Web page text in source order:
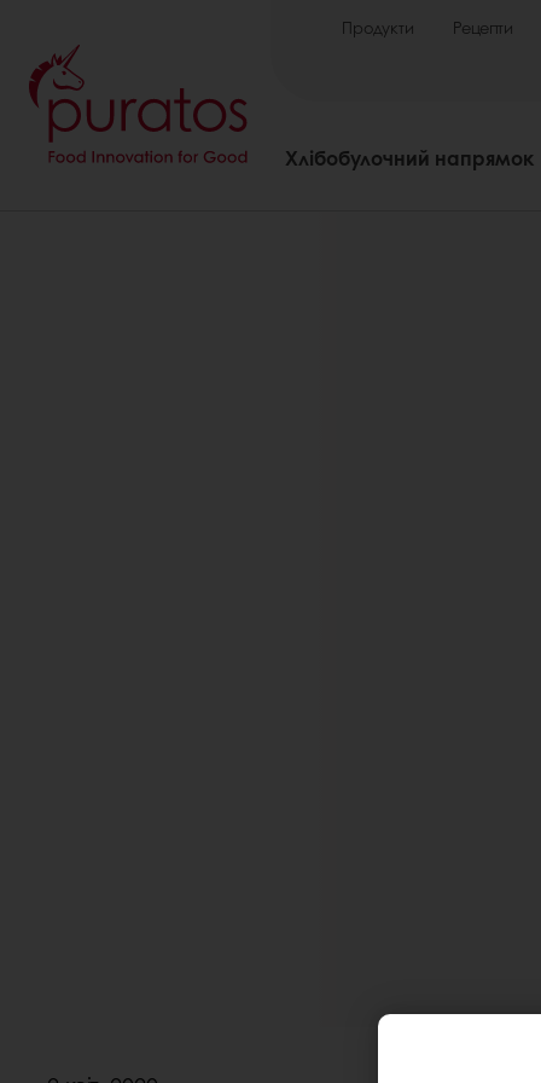
Продукти Рецепти
Хлібобулочний напрямок